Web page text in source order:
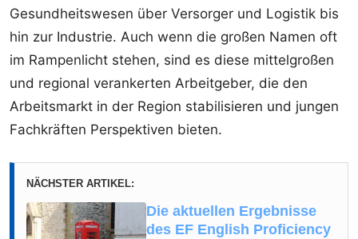
Gesundheitswesen über Versorger und Logistik bis
hin zur Industrie. Auch wenn die großen Namen oft
im Rampenlicht stehen, sind es diese mittelgroßen
und regional verankerten Arbeitgeber, die den
Arbeitsmarkt in der Region stabilisieren und jungen
Fachkräften Perspektiven bieten.
NÄCHSTER ARTIKEL:
Die aktuellen Ergebnisse
des EF English Proficiency